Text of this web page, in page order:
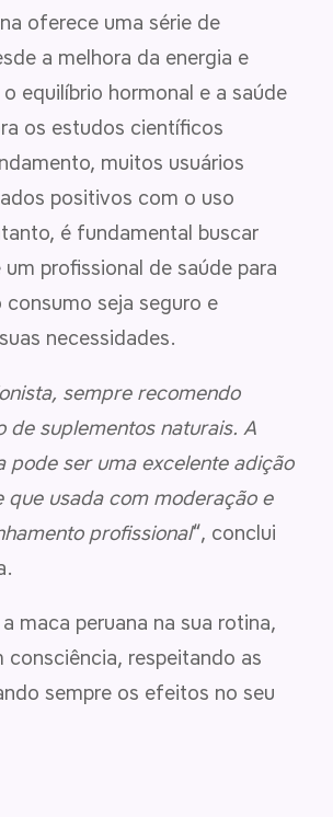
oferece uma série de
a melhora da energia e
equilíbrio hormonal e a saúde
os estudos científicos
muitos usuários
positivos com o uso
é fundamental buscar
profissional de saúde para
consumo seja seguro e
necessidades.
sempre recomendo
de suplementos naturais. A
pode ser uma excelente adição
que usada com moderação e
profissional“, conclui
maca peruana na sua rotina,
consciência, respeitando as
sempre os efeitos no seu